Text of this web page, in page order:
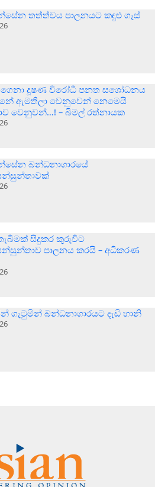
තත්ත්වය පාලනයට කඳුළු ගෑස්
දූෂණ විරෝධී පනත සශෝධනය
ඇමතිලා වෙනුවෙන් නෙමෙයි
වෙනුවන්…! – බිමල් රත්නායක
බන්ධනාගාරයේ
සිදුකර කුරුවිට
පාලනය කරයි – අධිකරණ
ගැටුමින් බන්ධනාගාරයට දැඩි හානි